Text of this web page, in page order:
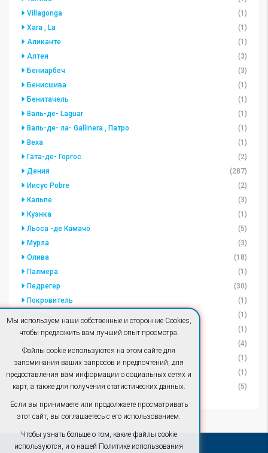
Мы используем наши собственные и сторонние Cookies,
чтобы предложить вам лучший опыт просмотра.
Файлы cookie используются на этом сайте для
запоминания ваших запросов и предпочтений, для
предоставления вам информации о социальных сетях и
карт, а также для получения статистических данных.
Если вы принимаете или продолжаете просматривать
этот сайт, вы соглашаетесь с его использованием.
Чтобы узнать больше о том, какие файлы cookie
используются, и о нашей Политике использования
Villagonga
(1)
Xara , La
(1)
Аликанте
(1)
Алтея
(3)
Бениарбеч
(3)
Бенисшива
(1)
Бенитачель
(1)
Валь-де- Laguar
(1)
Валь-де- ла- Gallinera , Патро
(1)
Веха
(1)
Гата-де- Горгос
(2)
Дения
(287)
Иисус Pobre
(2)
Кальпе
(3)
Куэнка
(1)
Льоса -де Камачо
(5)
Мурла
(3)
Олива
(18)
Палмера
(1)
Педрегер
(30)
Покровитель
(1)
(1)
Сагра
(1)
(4)
(1)
Усадьба графини
(1)
Хавеа
(5)